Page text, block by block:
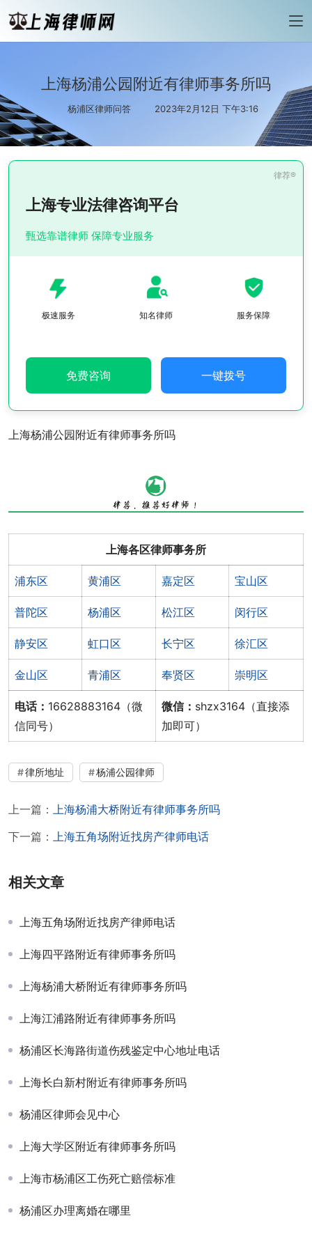
上海杨浦公园附近有律师事务所吗
杨浦区律师问答 2023年2月12日 下午3:16
上海专业法律咨询平台
甄选靠谱律师 保障专业服务
极速服务 知名律师 服务保障
免费咨询 一键拨号
上海杨浦公园附近有律师事务所吗
上海各区律师事务所
浦东区 黄浦区 嘉定区 宝山区
普陀区 杨浦区 松江区 闵行区
静安区 虹口区 长宁区 徐汇区
金山区 青浦区 奉贤区 崇明区
电话： 16628883164（微
信同号）
微信： shzx3164（直接添
加即可）
律所地址 杨浦公园律师
上一篇：
上海杨浦大桥附近有律师事务所吗
下一篇：
上海五角场附近找房产律师电话
相关文章
上海五角场附近找房产律师电话
上海四平路附近有律师事务所吗
上海杨浦大桥附近有律师事务所吗
上海江浦路附近有律师事务所吗
杨浦区长海路街道伤残鉴定中心地址电话
上海长白新村附近有律师事务所吗
杨浦区律师会见中心
上海大学区附近有律师事务所吗
上海市杨浦区工伤死亡赔偿标准
杨浦区办理离婚在哪里